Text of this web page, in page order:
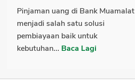
Pinjaman uang di Bank Muamalat
menjadi salah satu solusi
pembiayaan baik untuk
kebutuhan... Baca Lagi